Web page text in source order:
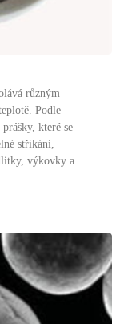
různým
Podle
které se
stříkání,
výkovky a